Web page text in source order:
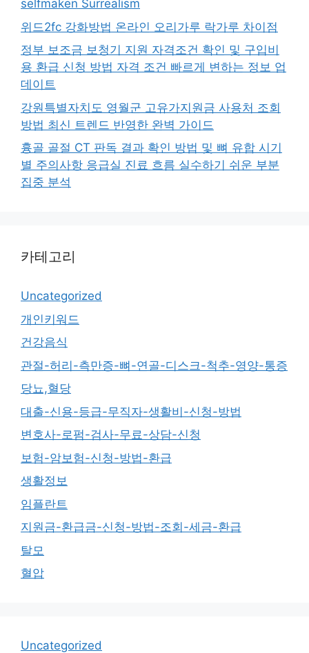
selfmaken Surrealism
위드2fc 강화방법 온라인 오리가루 락가루 차이점
정부 보조금 보청기 지원 자격조건 확인 및 구입비
용 환급 신청 방법 자격 조건 빠르게 변하는 정보 업
데이트
강원특별자치도 영월군 고유가지원금 사용처 조회
방법 최신 트렌드 반영한 완벽 가이드
흉골 골절 CT 판독 결과 확인 방법 및 뼈 유합 시기
별 주의사항 응급실 진료 흐름 실수하기 쉬운 부분
집중 분석
카테고리
Uncategorized
개인키워드
건강음식
관절-허리-측만증-뼈-연골-디스크-척추-영양-통증
당뇨,혈당
대출-신용-등급-무직자-생활비-신청-방법
변호사-로펌-검사-무료-상담-신청
보험-암보험-신청-방법-환급
생활정보
임플란트
지원금-환급금-신청-방법-조회-세금-환급
탈모
혈압
Uncategorized